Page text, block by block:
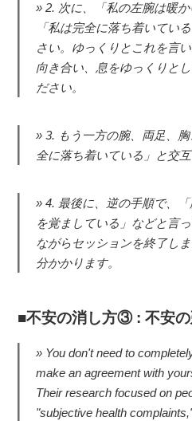
2. 次に、「私の左腕は暖か
「私は完全に落ち着いてい
さい。ゆっくりとこれを言
向き合い、息をゆっくりと
ださい。
3. もう一方の腕、両足、
全に落ち着いている」と交
4. 最後に、逆の手順で、
を覚ましている」などと言
ながらセッションを終了し
分かかります。
不安の消し方③ : 不安
You don't need to
make an agreement with
Their research focused on
"subjective health